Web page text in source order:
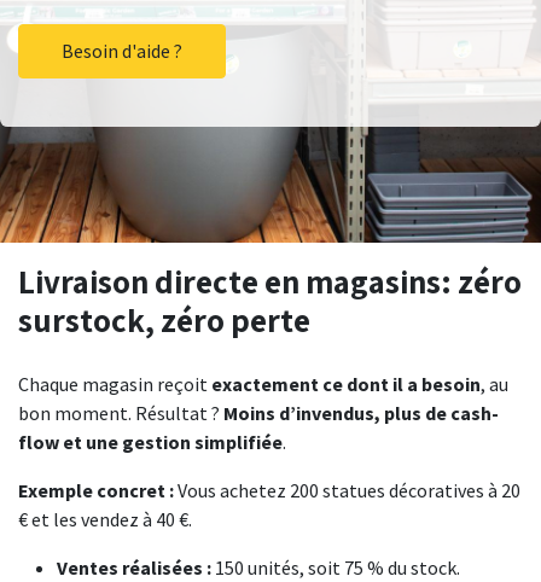
Besoin d'aide ?
Livraison directe en magasins: zéro
surstock, zéro perte
Chaque magasin reçoit exactement ce dont il a besoin, au
bon moment. Résultat ? Moins d’invendus, plus de cash-
flow et une gestion simplifiée.
Exemple concret :Vous achetez 200 statues décoratives à 20
€ et les vendez à 40 €.
Ventes réalisées : 150 unités, soit 75 % du stock.